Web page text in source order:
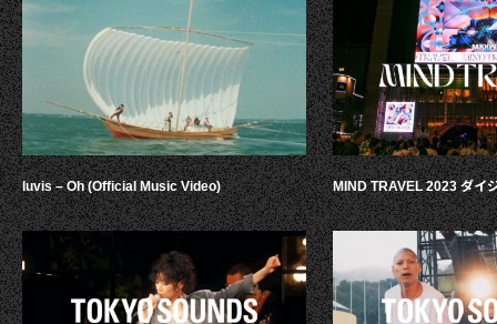
luvis – Oh (Official Music Video) MIND TRAVEL 2023 ダイ